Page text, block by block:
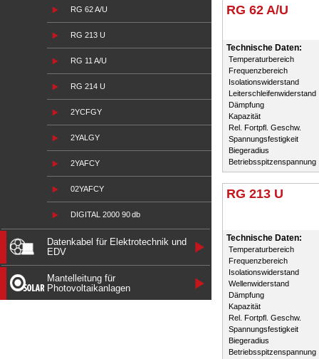
RG 62 A/U
RG 213 U
RG 11 A/U
RG 214 U
2YCFGY
2YALGY
2YAFCY
02YAFCY
DIGITAL 2000 90 db
Datenkabel für Elektrotechnik und
EDV
Mantelleitung für
Photovoltaikanlagen
RG 62 A/U
Technische Daten:
Temperaturbereich
Frequenzbereich
Isolationswiderstand
Leiterschleifenwiderstand
Dämpfung
Kapazität
Rel. Fortpfl. Geschw.
Spannungsfestigkeit
Biegeradius
Betriebsspitzenspannung
RG 213 U
Technische Daten:
Temperaturbereich
Frequenzbereich
Isolationswiderstand
Wellenwiderstand
Dämpfung
Kapazität
Rel. Fortpfl. Geschw.
Spannungsfestigkeit
Biegeradius
Betriebsspitzenspannung